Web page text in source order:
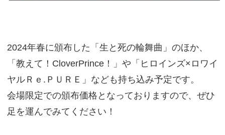
2024年春に頒布した「生と死の輪舞曲」のほか、
「教えて！CloverPrince！」や「ヒロインズ×ロワイ
ヤルＲｅ.ＰＵＲＥ」なども持ち込み予定です。
会場限定での頒布価格となっておりますので、ぜひ
足を運んでみてください！